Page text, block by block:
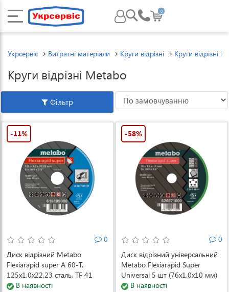
0
Укрсервіс Витратні матеріали Круги відрізні Круги відрізні
Круги відрізні Metabo
Фільтр
-11%
0
Диск відрізний Metabo
Flexiarapid super A 60-T,
125x1,0x22,23 сталь, TF 41
(616189000)
В наявності
-58%
0
Диск відрізний універсальний
Metabo Flexiarapid Super
Universal 5 шт (76x1.0x10 мм)
(626871000)
В наявності